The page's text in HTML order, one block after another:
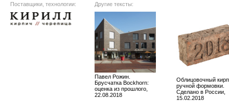
Поставщики, технологии: Другие тексты:
Павел Рожин.
Брусчатка Bockhorn:
оценка из прошлого,
22.08.2018
Облицовочный
ручной формовки.
Сделано в России,
15.02.2018